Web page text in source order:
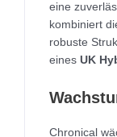
eine
kombiniert
robuste
eines UK
Chronical